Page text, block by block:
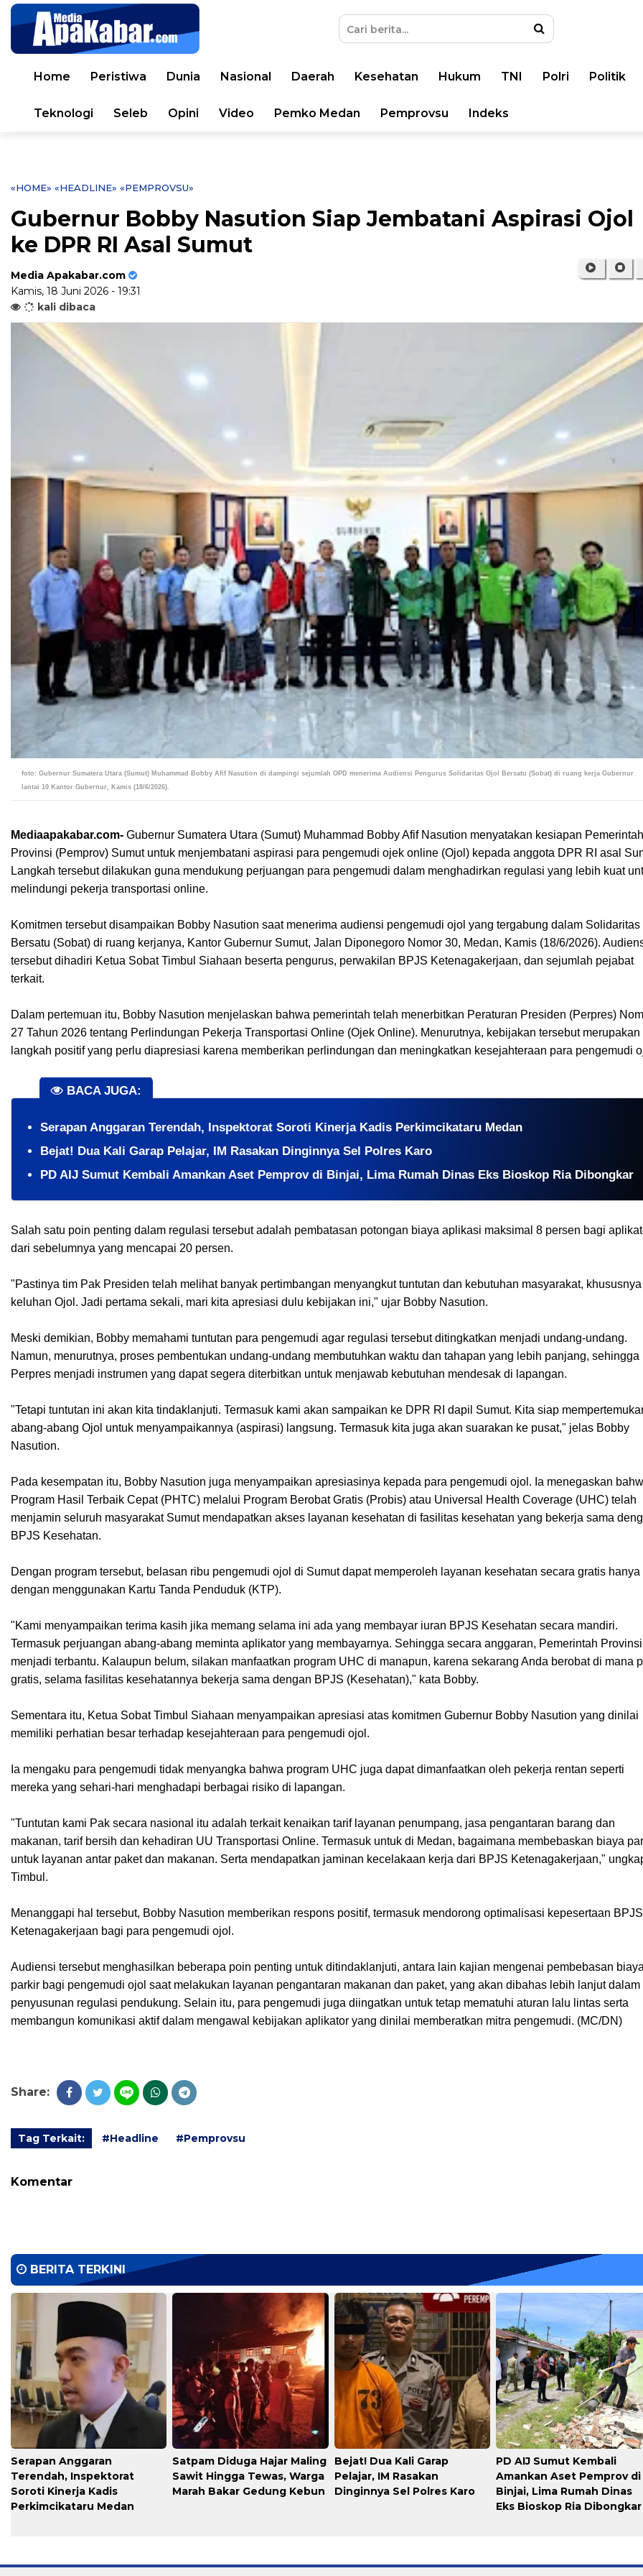
Home Peristiwa Dunia Nasional Daerah Kesehatan Hukum TNI Polri Politik
Teknologi Seleb Opini Video Pemko Medan Pemprovsu Indeks
«HOME» «HEADLINE» «PEMPROVSU»
Gubernur Bobby Nasution Siap Jembatani Aspirasi Ojol
ke DPR RI Asal Sumut
Media Apakabar.com
Kamis, 18 Juni 2026 - 19:31
kali dibaca
foto: Gubernur Sumatera Utara (Sumut) Muhammad Bobby Afif Nasution di dampingi sejumlah OPD menerima Audiensi Pengurus Solidaritas Ojol Bersatu (Sobat) di ruang kerja Gubernur
lantai 10 Kantor Gubernur, Kamis (18/6/2026).
Mediaapakabar.com- Gubernur Sumatera Utara (Sumut) Muhammad Bobby Afif Nasution menyatakan kesiapan Pemerintah
Provinsi (Pemprov) Sumut untuk menjembatani aspirasi para pengemudi ojek online (Ojol) kepada anggota DPR RI asal
Langkah tersebut dilakukan guna mendukung perjuangan para pengemudi dalam menghadirkan regulasi yang lebih kuat
melindungi pekerja transportasi online.
Komitmen tersebut disampaikan Bobby Nasution saat menerima audiensi pengemudi ojol yang tergabung dalam Solidaritas
Bersatu (Sobat) di ruang kerjanya, Kantor Gubernur Sumut, Jalan Diponegoro Nomor 30, Medan, Kamis (18/6/2026).
tersebut dihadiri Ketua Sobat Timbul Siahaan beserta pengurus, perwakilan BPJS Ketenagakerjaan, dan sejumlah pejabat
terkait.
Dalam pertemuan itu, Bobby Nasution menjelaskan bahwa pemerintah telah menerbitkan Peraturan Presiden (Perpres)
27 Tahun 2026 tentang Perlindungan Pekerja Transportasi Online (Ojek Online). Menurutnya, kebijakan tersebut merupakan
langkah positif yang perlu diapresiasi karena memberikan perlindungan dan meningkatkan kesejahteraan para pengemudi
BACA JUGA:
Serapan Anggaran Terendah, Inspektorat Soroti Kinerja Kadis Perkimcikataru Medan
​Bejat! Dua Kali Garap Pelajar, IM Rasakan Dinginnya Sel Polres Karo
PD AIJ Sumut Kembali Amankan Aset Pemprov di Binjai, Lima Rumah Dinas Eks Bioskop Ria Dibongkar
Salah satu poin penting dalam regulasi tersebut adalah pembatasan potongan biaya aplikasi maksimal 8 persen bagi
dari sebelumnya yang mencapai 20 persen.
"Pastinya tim Pak Presiden telah melihat banyak pertimbangan menyangkut tuntutan dan kebutuhan masyarakat, khususnya
keluhan Ojol. Jadi pertama sekali, mari kita apresiasi dulu kebijakan ini," ujar Bobby Nasution.
Meski demikian, Bobby memahami tuntutan para pengemudi agar regulasi tersebut ditingkatkan menjadi undang-undang.
Namun, menurutnya, proses pembentukan undang-undang membutuhkan waktu dan tahapan yang lebih panjang, sehingga
Perpres menjadi instrumen yang dapat segera diterbitkan untuk menjawab kebutuhan mendesak di lapangan.
"Tetapi tuntutan ini akan kita tindaklanjuti. Termasuk kami akan sampaikan ke DPR RI dapil Sumut. Kita siap
abang-abang Ojol untuk menyampaikannya (aspirasi) langsung. Termasuk kita juga akan suarakan ke pusat," jelas Bobby
Nasution.
Pada kesempatan itu, Bobby Nasution juga menyampaikan apresiasinya kepada para pengemudi ojol. Ia menegaskan
Program Hasil Terbaik Cepat (PHTC) melalui Program Berobat Gratis (Probis) atau Universal Health Coverage (UHC) telah
menjamin seluruh masyarakat Sumut mendapatkan akses layanan kesehatan di fasilitas kesehatan yang bekerja sama
BPJS Kesehatan.
Dengan program tersebut, belasan ribu pengemudi ojol di Sumut dapat memperoleh layanan kesehatan secara gratis hanya
dengan menggunakan Kartu Tanda Penduduk (KTP).
"Kami menyampaikan terima kasih jika memang selama ini ada yang membayar iuran BPJS Kesehatan secara mandiri.
Termasuk perjuangan abang-abang meminta aplikator yang membayarnya. Sehingga secara anggaran, Pemerintah Provinsi
menjadi terbantu. Kalaupun belum, silakan manfaatkan program UHC di manapun, karena sekarang Anda berobat di mana
gratis, selama fasilitas kesehatannya bekerja sama dengan BPJS (Kesehatan)," kata Bobby.
Sementara itu, Ketua Sobat Timbul Siahaan menyampaikan apresiasi atas komitmen Gubernur Bobby Nasution yang dinilai
memiliki perhatian besar terhadap kesejahteraan para pengemudi ojol.
Ia mengaku para pengemudi tidak menyangka bahwa program UHC juga dapat dimanfaatkan oleh pekerja rentan seperti
mereka yang sehari-hari menghadapi berbagai risiko di lapangan.
"Tuntutan kami Pak secara nasional itu adalah terkait kenaikan tarif layanan penumpang, jasa pengantaran barang dan
makanan, tarif bersih dan kehadiran UU Transportasi Online. Termasuk untuk di Medan, bagaimana membebaskan biaya
untuk layanan antar paket dan makanan. Serta mendapatkan jaminan kecelakaan kerja dari BPJS Ketenagakerjaan,"
Timbul.
Menanggapi hal tersebut, Bobby Nasution memberikan respons positif, termasuk mendorong optimalisasi kepesertaan BPJS
Ketenagakerjaan bagi para pengemudi ojol.
Audiensi tersebut menghasilkan beberapa poin penting untuk ditindaklanjuti, antara lain kajian mengenai pembebasan biaya
parkir bagi pengemudi ojol saat melakukan layanan pengantaran makanan dan paket, yang akan dibahas lebih lanjut dalam
penyusunan regulasi pendukung. Selain itu, para pengemudi juga diingatkan untuk tetap mematuhi aturan lalu lintas serta
membangun komunikasi aktif dalam mengawal kebijakan aplikator yang dinilai memberatkan mitra pengemudi. (MC/DN)
Share:
Tag Terkait: #Headline #Pemprovsu
Komentar
BERITA TERKINI
Serapan Anggaran
Terendah, Inspektorat
Soroti Kinerja Kadis
Perkimcikataru Medan
​Satpam Diduga Hajar Maling
Sawit Hingga Tewas, Warga
Marah Bakar Gedung Kebun
​Bejat! Dua Kali Garap
Pelajar, IM Rasakan
Dinginnya Sel Polres Karo
PD AIJ Sumut Kembali
Amankan Aset Pemprov di
Binjai, Lima Rumah Dinas
Eks Bioskop Ria Dibongkar